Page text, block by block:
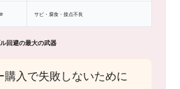
サビ・腐食・接点不良
回避の最大の武器
入で失敗しないために